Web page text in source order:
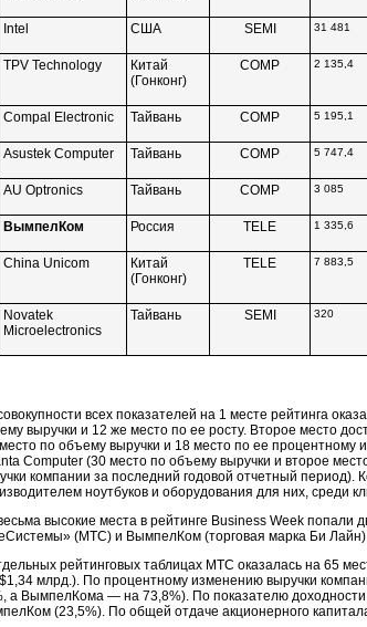
Intel США SEMI 31 481
TPV Technology
Китай
(Гонконг)
COMP 2 135,4
Compal Electronic Тайвань COMP 5 195,1
Asustek Computer Тайвань COMP 5 747,4
AU Optronics Тайвань COMP 3 085
ВымпелКом Россия TELE 1 335,6
China Unicom
Китай
(Гонконг)
TELE 7 883,5
Novatek
Microelectronics
Тайвань SEMI 320
всех показателей на 1 месте рейтинга
выручки и 12 же место по ее росту. Второе место
по объему выручки и 18 место по ее процентному
Computer (30 место по объему выручки и второе
компании за последний годовой отчетный
ноутбуков и оборудования для них, среди
высокие места в рейтинге Business Week
(МТС) и ВымпелКом (торговая марка Би
рейтинговых таблицах МТС оказалась на 65
млрд.). По процентному изменению выручки
а ВымпелКома — на 73,8%). По показателю
(23,5%). По общей отдаче акционерного